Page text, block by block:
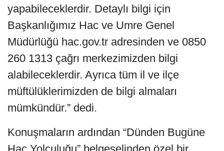
yapabileceklerdir. Detaylı bilgi için
Başkanlığımız Hac ve Umre Genel
Müdürlüğü hac.gov.tr adresinden ve 0850
260 1313 çağrı merkezimizden bilgi
alabileceklerdir. Ayrıca tüm il ve ilçe
müftülüklerimizden de bilgi almaları
mümkündür.” dedi.
Konuşmaların ardından “Dünden Bugüne